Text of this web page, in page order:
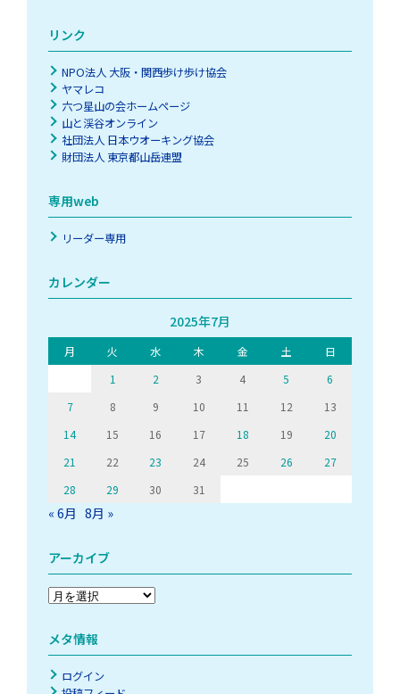
リンク
NPO法人 大阪・関西歩け歩け協会
ヤマレコ
六つ星山の会ホームページ
山と渓谷オンライン
社団法人 日本ウオーキング協会
財団法人 東京都山岳連盟
専用web
リーダー専用
カレンダー
2025年7月
月 火 水 木 金 土
日
1
2 3 4 5
6
7
8 9 10 11 12
13
14
15 16 17 18 19
20
21
22 23 24 25 26
27
28
29 30 31
« 6月 8月 »
アーカイブ
ア
カ
イ
ブ
メタ情報
ログイン